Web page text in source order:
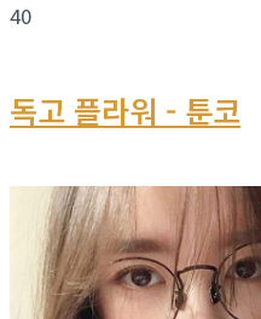
40
독고 플라워 - 툰코